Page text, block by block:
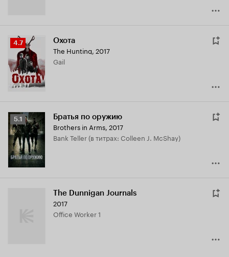
Рейтинг
Кинопоиска
4.7
4.7 Охота
The Hunting, 2017
Gail
Рейтинг
Кинопоиска
5.1
5.1 Братья по оружию
Brothers in Arms, 2017
Bank Teller (в титрах: Colleen J. McShay)
The Dunnigan Journals
2017
Office Worker 1